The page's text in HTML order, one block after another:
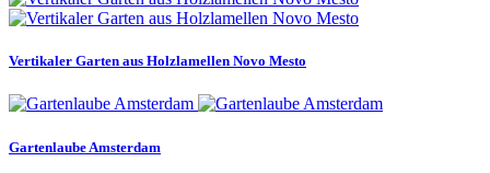
Vertikaler Garten aus Holzlamellen Novo Mesto
Gartenlaube Amsterdam